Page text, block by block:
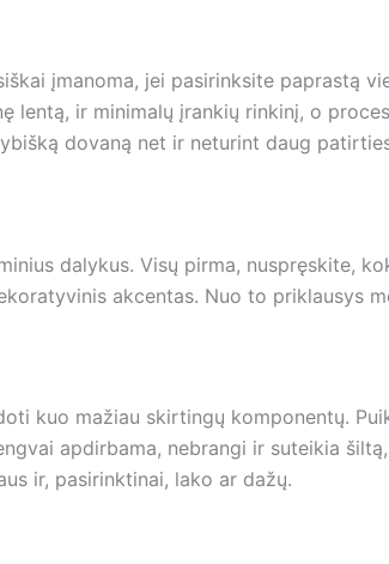
įmanoma, jei pasirinksite paprastą
lentą, ir minimalų įrankių rinkinį, o
dovaną net ir neturint daug
dalykus. Visų pirma, nuspręskite,
akcentas. Nuo to priklausys
kuo mažiau skirtingų komponentų.
apdirbama, nebrangi ir suteikia
ir, pasirinktinai, lako ar dažų.